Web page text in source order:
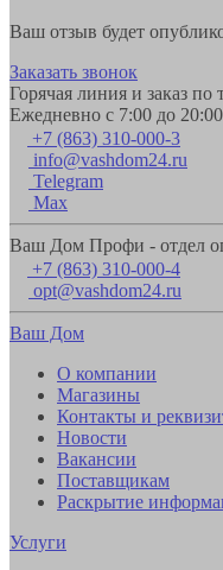
Ваш отзыв будет
Заказать звонок
Горячая линия и заказ по
Ежедневно с 7:00 до 20:00
+7 (863) 310-000-3
info@vashdom24.ru
Telegram
Max
Ваш Дом Профи - отдел
+7 (863) 310-000-4
opt@vashdom24.ru
Ваш Дом
О компании
Магазины
Контакты и
Новости
Вакансии
Поставщикам
Раскрытие
Услуги